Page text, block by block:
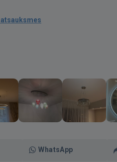
atsauksmes
WhatsApp